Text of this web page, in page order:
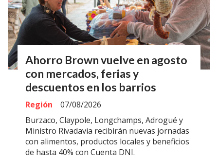
Ahorro Brown vuelve en agosto
con mercados, ferias y
descuentos en los barrios
Región
07/08/2026
Burzaco, Claypole, Longchamps, Adrogué y
Ministro Rivadavia recibirán nuevas jornadas
con alimentos, productos locales y beneficios
de hasta 40% con Cuenta DNI.